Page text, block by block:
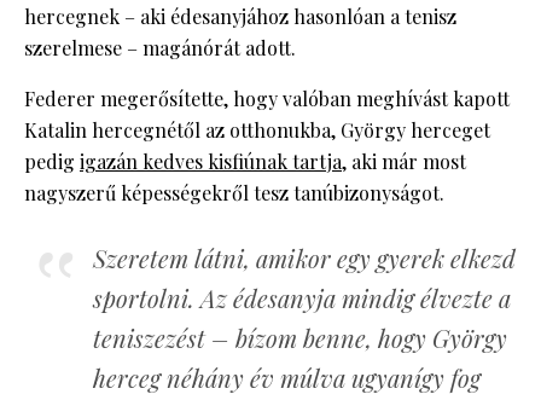
hercegnek – aki édesanyjához hasonlóan a tenisz
szerelmese – magánórát adott.
Federer megerősítette, hogy valóban meghívást kapott
Katalin hercegnétől az otthonukba, György herceget
pedig igazán kedves kisfiúnak tartja, aki már most
nagyszerű képességekről tesz tanúbizonyságot.
Szeretem látni, amikor egy gyerek elkezd
sportolni. Az édesanyja mindig élvezte a
teniszezést – bízom benne, hogy György
herceg néhány év múlva ugyanígy fog